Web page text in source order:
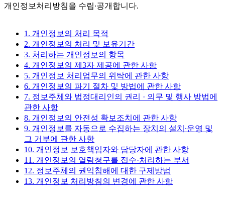
개인정보처리방침을 수립∙공개합니다.
1. 개인정보의 처리 목적
2. 개인정보의 처리 및 보유기간
3. 처리하는 개인정보의 항목
4. 개인정보의 제3자 제공에 관한 사항
5. 개인정보 처리업무의 위탁에 관한 사항
6. 개인정보의 파기 절차 및 방법에 관한 사항
7. 정보주체와 법정대리인의 권리 · 의무 및 행사 방법에
관한 사항
8. 개인정보의 안전성 확보조치에 관한 사항
9. 개인정보를 자동으로 수집하는 장치의 설치∙운영 및
그 거부에 관한 사항
10. 개인정보 보호책임자와 담당자에 관한 사항
11. 개인정보의 열람청구를 접수·처리하는 부서
12. 정보주체의 권익침해에 대한 구제방법
13. 개인정보 처리방침의 변경에 관한 사항